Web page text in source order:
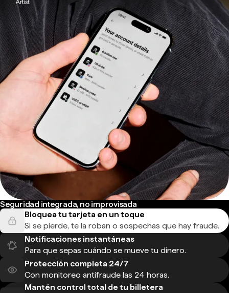
Seguridad integrada, no improvisada
Bloquea tu tarjeta en un toque
Si se pierde, te la roban o sospechas que hay fraude.
Notificaciones instantáneas
Para que sepas cuándo se mueve tu dinero.
Protección completa 24/7
Con monitoreo antifraude las 24 horas.
Mantén control total de tu billetera